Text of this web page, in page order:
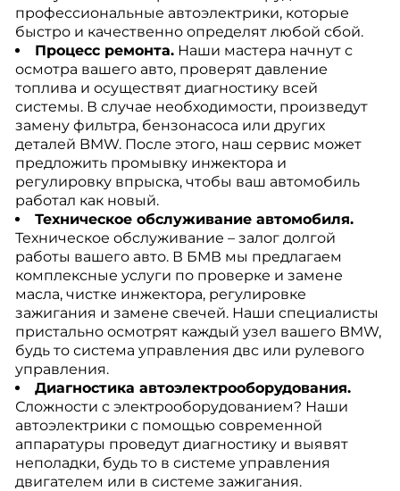
профессиональные автоэлектрики, которые
быстро и качественно определят любой сбой.
Процесс ремонта.Наши мастера начнут с
осмотра вашего авто, проверят давление
топлива и осуществят диагностику всей
системы. В случае необходимости, произведут
замену фильтра, бензонасоса или других
деталей BMW. После этого, наш сервис может
предложить промывку инжектора и
регулировку впрыска, чтобы ваш автомобиль
работал как новый.
Техническое обслуживание автомобиля.
Техническое обслуживание – залог долгой
работы вашего авто. В БМВ мы предлагаем
комплексные услуги по проверке и замене
масла, чистке инжектора, регулировке
зажигания и замене свечей. Наши специалисты
пристально осмотрят каждый узел вашего BMW,
будь то система управления двс или рулевого
управления.
Диагностика автоэлектрооборудования.
Сложности с электрооборудованием? Наши
автоэлектрики с помощью современной
аппаратуры проведут диагностику и выявят
неполадки, будь то в системе управления
двигателем или в системе зажигания.